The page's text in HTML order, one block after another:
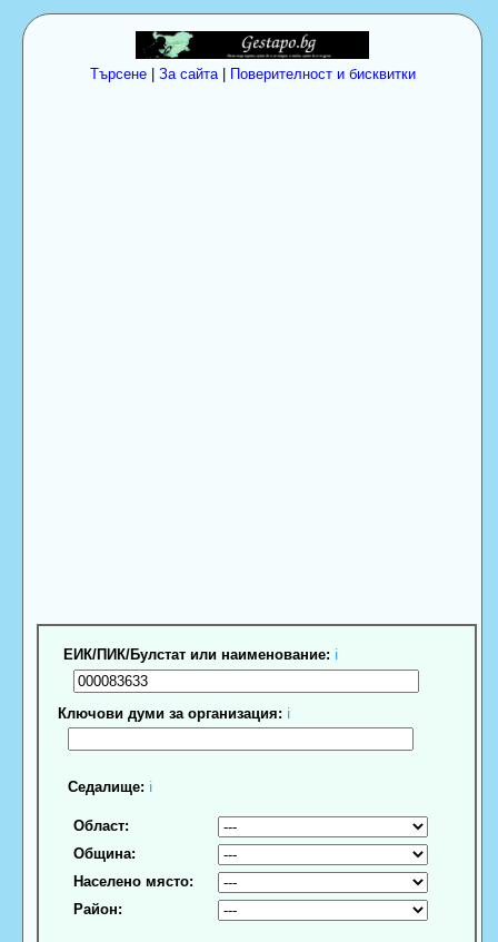
Търсене| За сайта| Поверителност и бисквитки
ЕИК/ПИК/Булстат или наименование: ℹ
Ключови думи за организация: ℹ
Седалище: ℹ
Област:
Община:
Населено място:
Район: